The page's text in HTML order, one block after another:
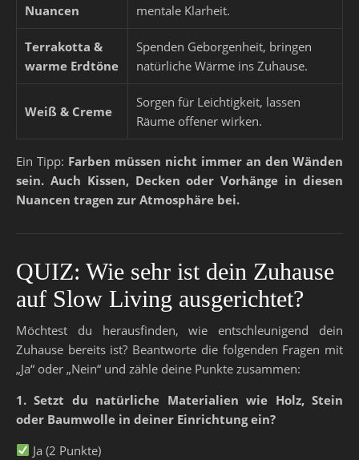
Nuancen
mentale Klarheit.
Terrakotta &
warme Erdtöne
Spenden Geborgenheit, bringen
natürliche Wärme ins Zuhause.
Weiß & Creme
Sorgen für Leichtigkeit, lassen
Räume offener wirken.
Ein Tipp: Farben müssen nicht immer an den Wänden
sein. Auch Kissen, Decken oder Vorhänge in diesen
Nuancen tragen zur Atmosphäre bei.
QUIZ: Wie sehr ist dein Zuhause
auf Slow Living ausgerichtet?
Möchtest du herausfinden, wie entschleunigend dein
Zuhause bereits ist? Beantworte die folgenden Fragen mit
„Ja“ oder „Nein“ und zähle deine Punkte zusammen:
1. Setzt du natürliche Materialien wie Holz, Stein
oder Baumwolle in deiner Einrichtung ein?
Ja (2 Punkte)